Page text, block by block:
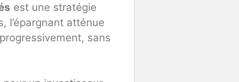
est une stratégie
l’épargnant atténue
sans